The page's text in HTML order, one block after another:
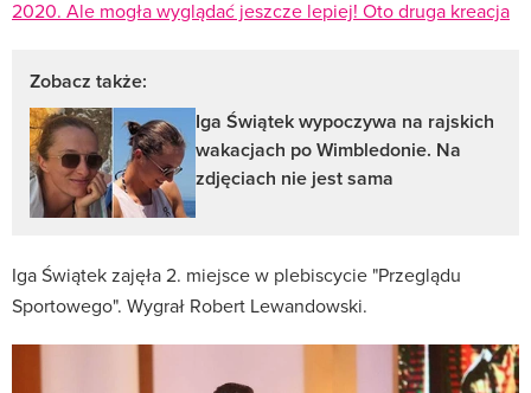
2020. Ale mogła wyglądać jeszcze lepiej! Oto druga kreacja
Zobacz także:
Iga Świątek wypoczywa na rajskich
wakacjach po Wimbledonie. Na
zdjęciach nie jest sama
Iga Świątek zajęła 2. miejsce w plebiscycie "Przeglądu
Sportowego". Wygrał Robert Lewandowski.